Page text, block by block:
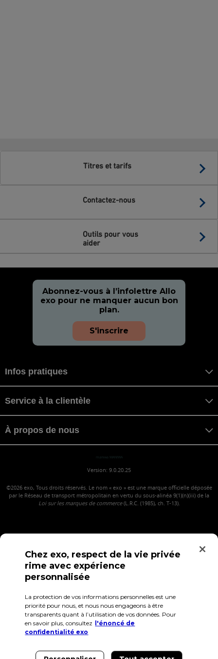
Titres et tarifs
Contactez-nous
Outils pour vous
aider
Abonnez-vous à l’infolettre Allo
exo pour ne manquer aucun bon
plan.
S'inscrire
Infos pratiques
Service à la clientèle
À propos de nous
maniwa MANIWA
Version: 9.0.20.25
©2026 exo, Tous droits réservés. Le nom « exo » est une marque officielle déposée
par le Réseau de transport métropolitain en vertu du sous-alinéa 9(1)(n)(iii) de la
Loi sur les marques de commerce(L.R.C. (1985), ch. T-13).
Confidentialité Conditions d'utilisation Accès employés
Chez exo, respect de la vie privée
rime avec expérience
personnalisée
La protection de vos informations personnelles est une
priorité pour nous, et nous nous engageons à être
transparents quant à l’utilisation de vos données. Pour
en savoir plus, consultez
l'énoncé de
confidentialité exo